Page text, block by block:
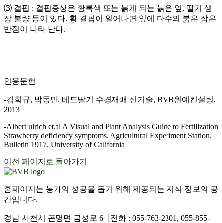
⑶ 결핍 : 결핍증상은 황록색 또는 붉게 되는 늙은 잎, 딸기 생
장 불량 등이 있다. 황 결핍이 일어나면 잎에 다수의 붉은 작은
반점이 나타 난다.
인용문헌
-김희규, 박동만. 베드딸기 수경재배 신기술, BVB원예컨설팅,
2013
-Albert ulrich et.al A Visual and Plant Analysis Guide to Fertilization
Strawberry deficiency symptoms. Agricultural Experiment Station.
Bulletin 1917. University of California
이전 페이지로 돌아가기
홈페이지는 농가의 성공을 돕기 위해 제공되는 지식 정보의 공
간입니다.
경남 사천시 곤명면 금성로 6 │전화 : 055-763-2301, 055-855-